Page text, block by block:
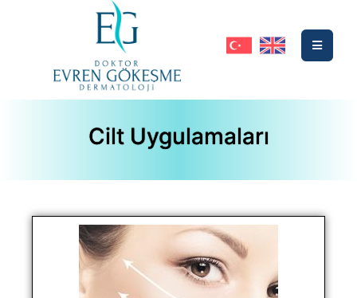
Cilt Uygulamaları